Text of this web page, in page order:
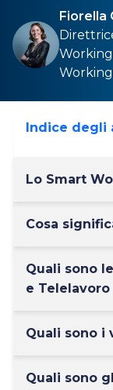
Fiorella
Working
Indice degli
Lo Smart
Cosa
Quali sono
e Telelavoro
Quali sono i
Quali sono